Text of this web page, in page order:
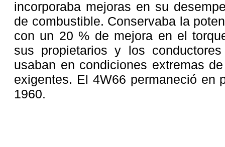
incorporaba mejoras en su
de combustible. Conservaba la
con un 20 % de mejora en el
sus propietarios y los
usaban en condiciones extremas
exigentes. El 4W66 permaneció en
1960.